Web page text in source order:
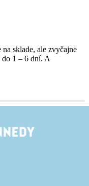
sklade, ale zvyčajne
1 – 6 dní. A